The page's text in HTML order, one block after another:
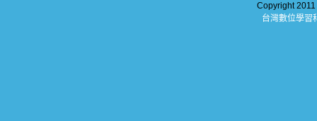
Copyright
台灣數位學習